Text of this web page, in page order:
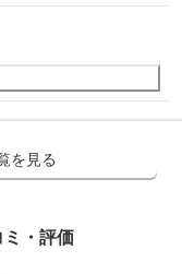
を見る
・評価